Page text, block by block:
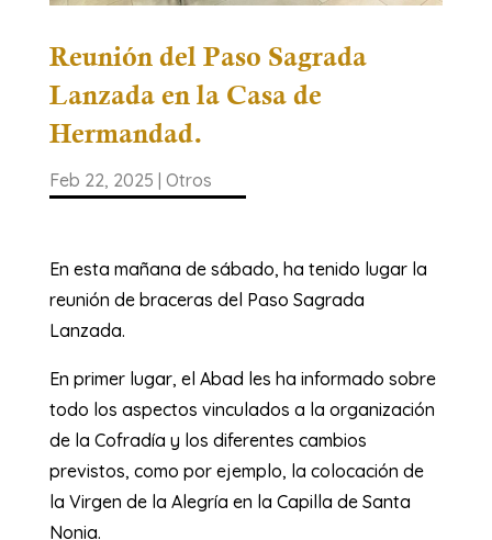
Reunión del Paso Sagrada
Lanzada en la Casa de
Hermandad.
Feb 22, 2025 Otros
En esta mañana de sábado, ha tenido lugar la
reunión de braceras del Paso Sagrada
Lanzada.
En primer lugar, el Abad les ha informado sobre
todo los aspectos vinculados a la organización
de la Cofradía y los diferentes cambios
previstos, como por ejemplo, la colocación de
la Virgen de la Alegría en la Capilla de Santa
Nonia.